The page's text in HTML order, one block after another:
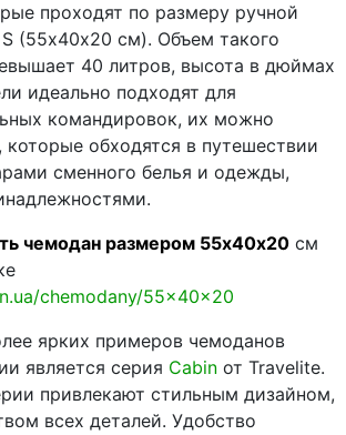
проходят по размеру ручной
(55х40х20 см). Объем такого
40 литров, высота в дюймах
идеально подходят для
командировок, их можно
обходятся в путешествии
сменного белья и одежды,
чемодан размером 55х40х20 см
chemodany/55x40x20
ярких примеров чемоданов
является серия Cabin от Travelite.
привлекают стильным дизайном,
всех деталей. Удобство